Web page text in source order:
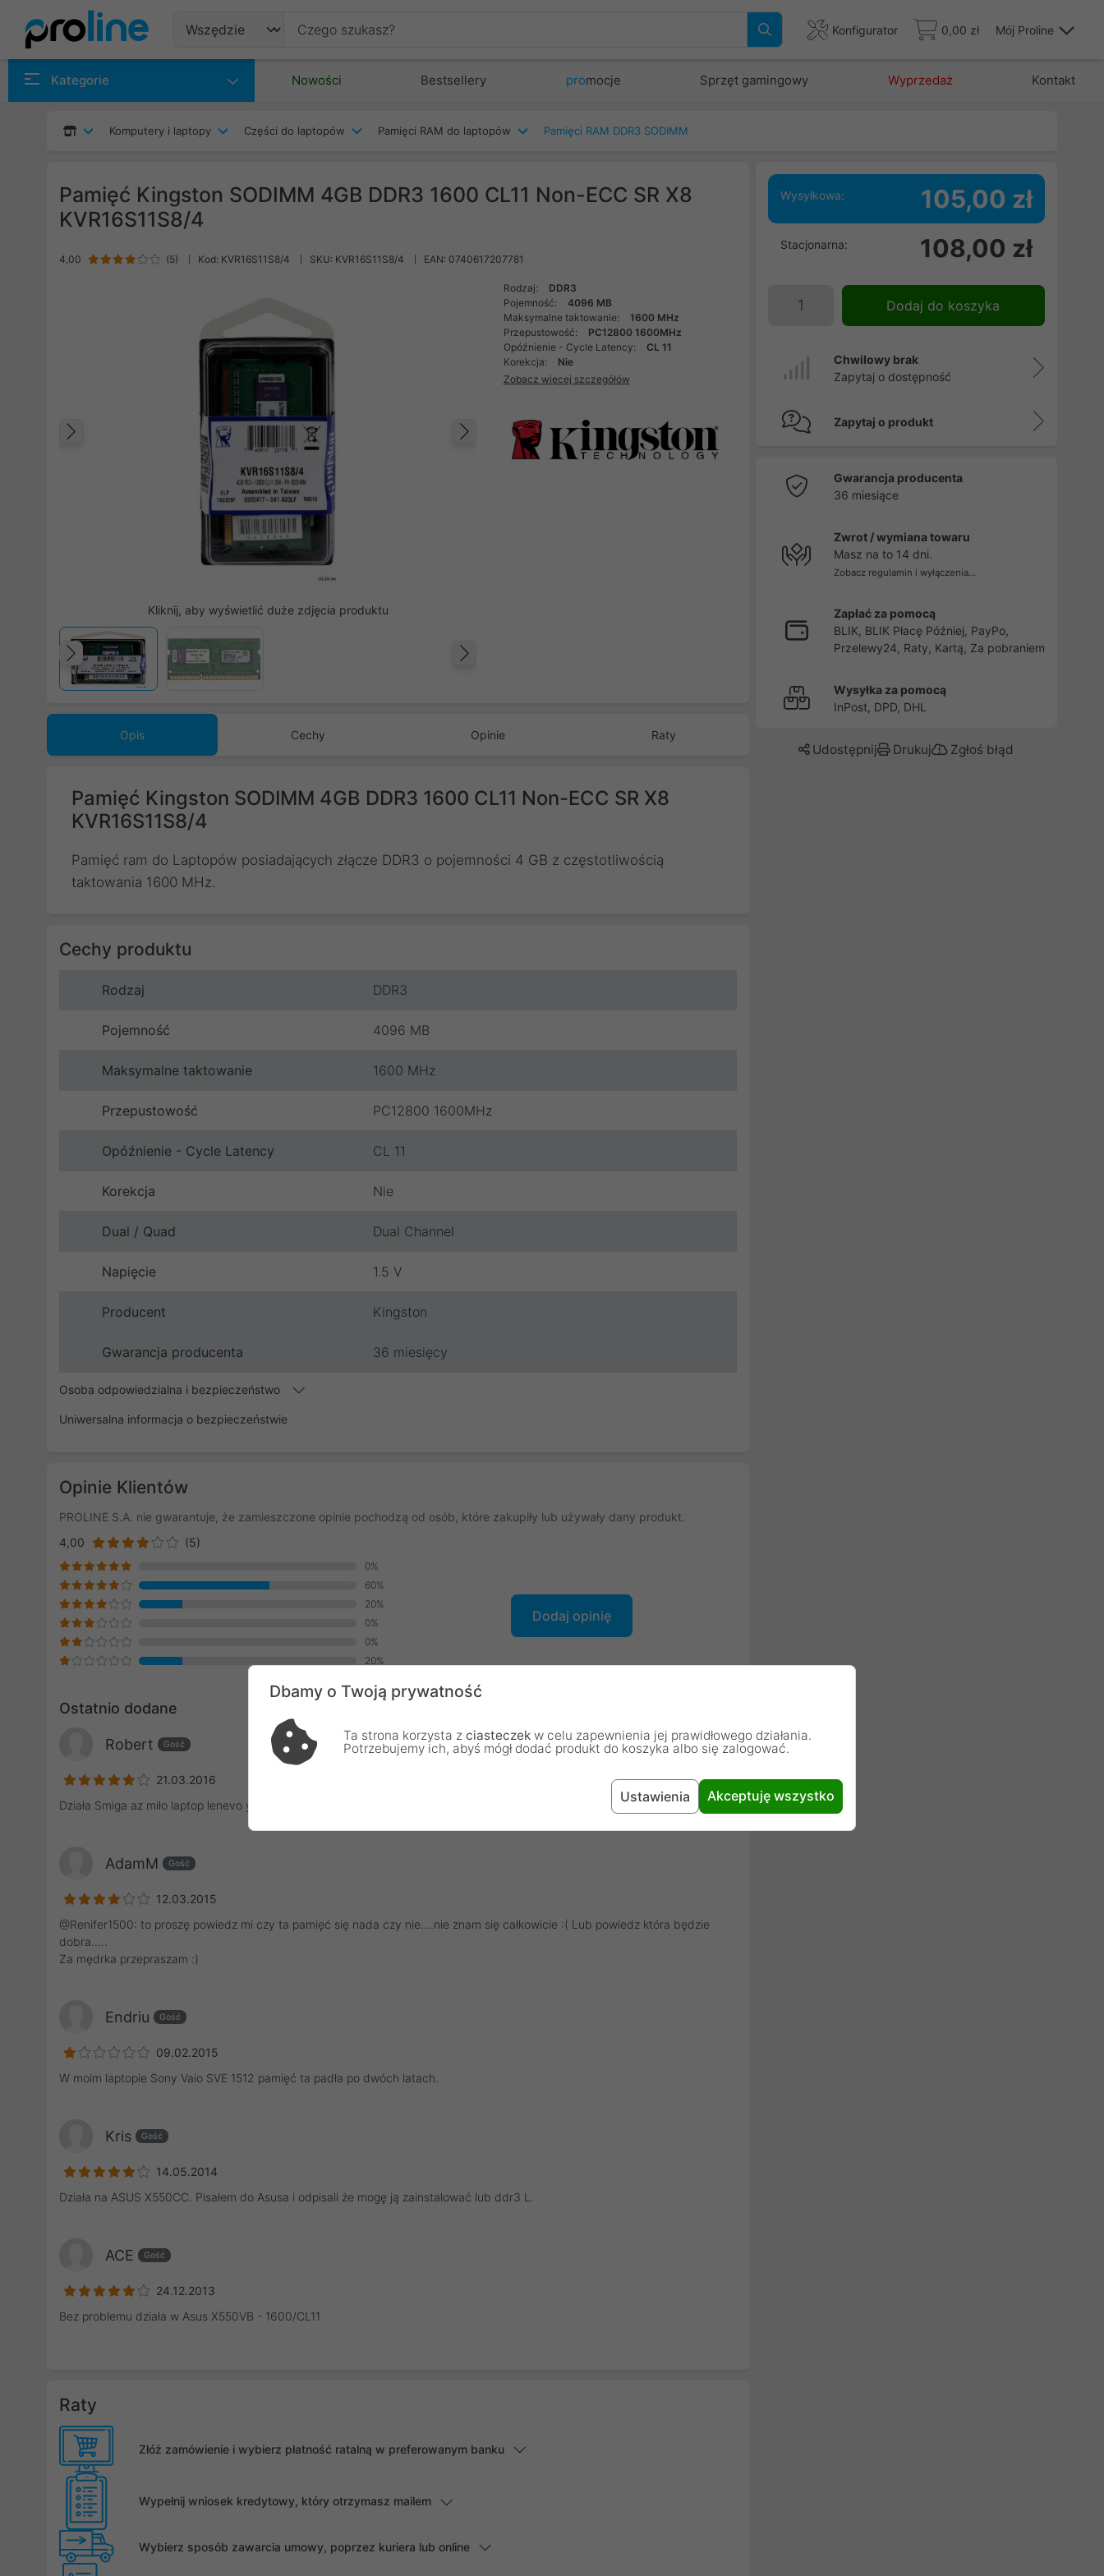
Konfigurator 0,00 zł Mój Proline
Kategorie Nowości Bestsellery promocje Sprzęt gamingowy Wyprzedaż Kontakt
Komputery i laptopy Części do laptopów Pamięci RAM do laptopów Pamięci RAM DDR3 SODIMM
Pamięć Kingston SODIMM 4GB DDR3 1600 CL11 Non-ECC SR X8
KVR16S11S8/4
4,00 (5) Kod: KVR16S11S8/4 SKU: KVR16S11S8/4 EAN: 0740617207781
Następny
Kliknij, aby wyświetlić duże zdjęcia produktu
Poprzedni
Rodzaj:
DDR3
Pojemność:
4096 MB
Maksymalne taktowanie:
1600 MHz
Przepustowość:
PC12800 1600MHz
Opóźnienie - Cycle Latency:
CL 11
Korekcja:
Nie
Zobacz więcej szczegółów
Opis Cechy Opinie Raty
Pamięć Kingston SODIMM 4GB DDR3 1600 CL11 Non-ECC SR X8
KVR16S11S8/4
Pamięć ram do Laptopów posiadających złącze DDR3 o pojemności 4 GB z częstotliwością
taktowania 1600 MHz.
Cechy produktu
Rodzaj DDR3
Pojemność 4096 MB
Maksymalne taktowanie 1600 MHz
Przepustowość PC12800 1600MHz
Opóźnienie - Cycle Latency CL 11
Korekcja Nie
Dual / Quad Dual Channel
Napięcie 1.5 V
Producent Kingston
Gwarancja producenta 36 miesięcy
Osoba odpowiedzialna i bezpieczeństwo
Uniwersalna informacja o bezpieczeństwie
Opinie Klientów
PROLINE S.A. nie gwarantuje, że zamieszczone opinie pochodzą od osób, które zakupiły lub używały dany produkt.
4,00
(5)
0%
60%
20%
0%
0%
20%
Dodaj opinię
Ostatnio dodane
Robert Gość
21.03.2016
Działa Smiga az miło laptop lenevo y580
AdamM Gość
12.03.2015
@Renifer1500: to proszę powiedz mi czy ta pamięć się nada czy nie....nie znam się całkowicie :( Lub powiedz która będzie
dobra.....
Za mędrka przepraszam :)
Endriu Gość
09.02.2015
W moim laptopie Sony Vaio SVE 1512 pamięć ta padła po dwóch latach.
Kris Gość
14.05.2014
Działa na ASUS X550CC. Pisałem do Asusa i odpisali że mogę ją zainstalować lub ddr3 L.
ACE Gość
24.12.2013
Bez problemu działa w Asus X550VB - 1600/CL11
Raty
Złóż zamówienie i wybierz płatność ratalną w preferowanym banku
Wypełnij wniosek kredytowy, który otrzymasz mailem
Wybierz sposób zawarcia umowy, poprzez kuriera lub online
Wysyłkowa: 105,00 zł
Stacjonarna: 108,00 zł
Dodaj do koszyka
Chwilowy brak
Zapytaj o dostępność
Zapytaj o produkt
Gwarancja producenta
36 miesiące
Zwrot / wymiana towaru
Masz na to 14 dni.
Zobacz regulamin i wyłączenia...
Zapłać za pomocą
BLIK, BLIK Płacę Później, PayPo,
Przelewy24, Raty, Kartą, Za pobraniem
Wysyłka za pomocą
InPost, DPD, DHL
Udostępnij Drukuj Zgłoś błąd
Dbamy o Twoją prywatność
Ta strona korzysta z ciasteczek w celu zapewnienia jej prawidłowego działania.
Potrzebujemy ich, abyś mógł dodać produkt do koszyka albo się zalogować.
Ustawienia Akceptuję wszystko